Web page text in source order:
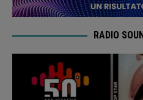
RADIO